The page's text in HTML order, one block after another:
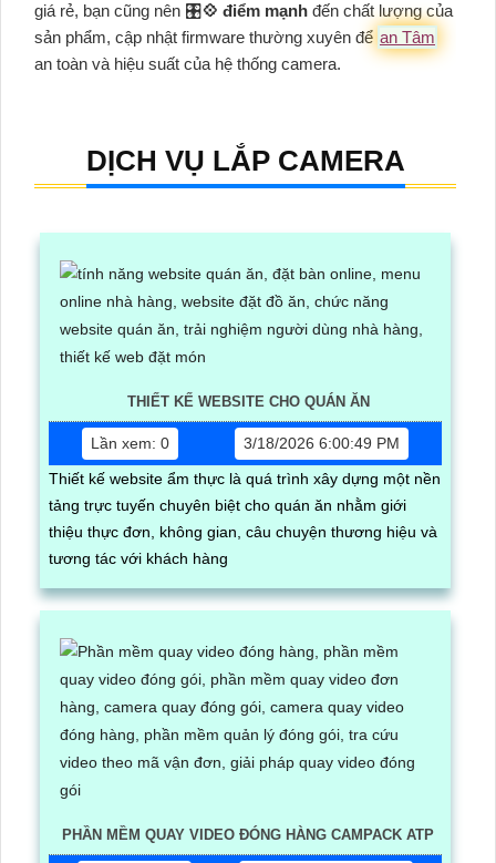
giá rẻ, bạn cũng nên 🎛💠 điểm mạnh đến chất lượng của
sản phẩm, cập nhật firmware thường xuyên để an Tâm
an toàn và hiệu suất của hệ thống camera.
DỊCH VỤ LẮP CAMERA
THIẾT KẾ WEBSITE CHO QUÁN ĂN
Lần xem: 0
3/18/2026 6:00:49 PM
Thiết kế website ẩm thực là quá trình xây dựng một nền
tảng trực tuyến chuyên biệt cho quán ăn nhằm giới
thiệu thực đơn, không gian, câu chuyện thương hiệu và
tương tác với khách hàng
PHẦN MỀM QUAY VIDEO ĐÓNG HÀNG CAMPACK ATP